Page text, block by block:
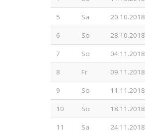
5 Sa 20.10.2018
6 So 28.10.2018
7 So 04.11.2018
8 Fr 09.11.2018
9 So 11.11.2018
10 So 18.11.2018
11 Sa 24.11.2018